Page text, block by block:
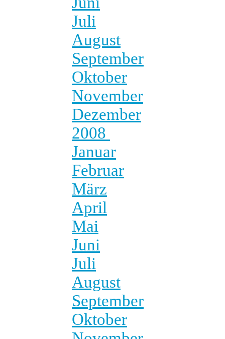
Juli
August
September
Oktober
November
Dezember
2008
Januar
Februar
März
April
Mai
Juni
Juli
August
September
Oktober